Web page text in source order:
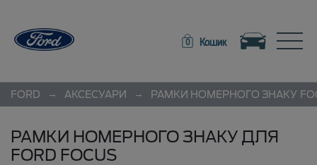
0 Кошик Toggle navigation
FORD → АКСЕСУАРИ → РАМКИ НОМЕРНОГО ЗНАКУ
РАМКИ НОМЕРНОГО ЗНАКУ ДЛЯ
FORD FOCUS